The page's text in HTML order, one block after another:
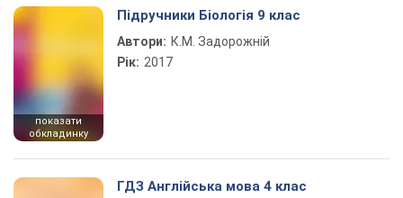
показати
обкладинку
Підручники Біологія 9 клас
Автори: К.М. Задорожній
Рік: 2017
ГДЗ Англійська мова 4 клас